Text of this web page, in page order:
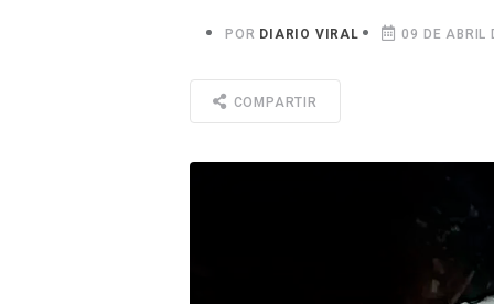
POR DIARIO VIRAL 09 DE ABRIL
COMPARTIR